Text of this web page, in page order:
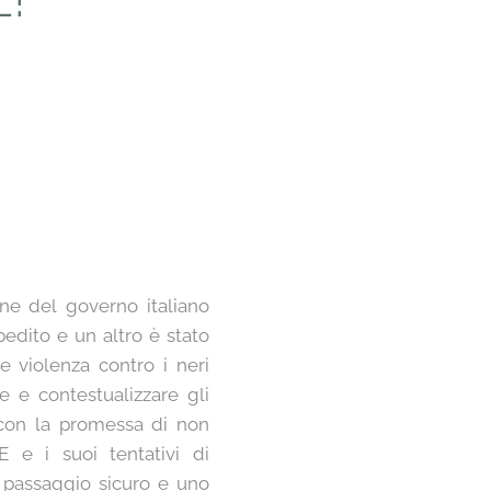
del governo italiano
e un altro è stato
violenza contro i neri
e contestualizzare gli
la promessa di non
e i suoi tentativi di
sicuro e uno